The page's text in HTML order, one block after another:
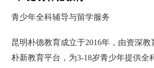
青少年全科辅导与留学服务
昆明朴德教育成立于2016年，由资深
朴新教育平台，为3-18岁青少年提供全